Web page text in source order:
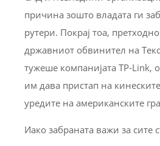
причина зошто владата ги
рутери. Покрај тоа,
државниот обвинител на
тужеше компанијата TP-Link,
им дава пристап на
уредите на американските
Иако забраната важи за сите